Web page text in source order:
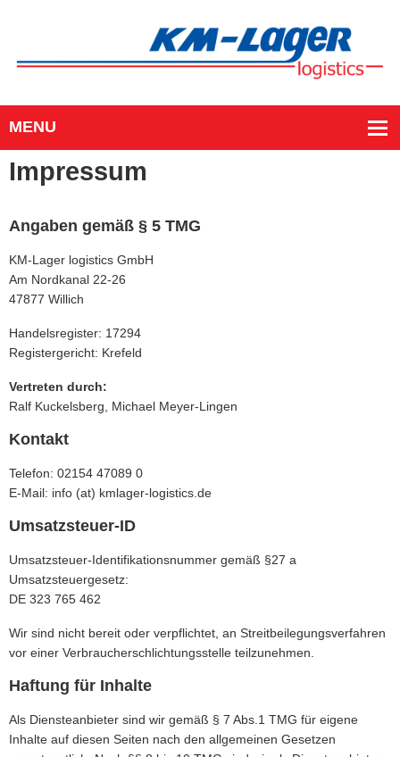
Impressum
Angaben gemäß § 5 TMG
KM-Lager logistics GmbH
Am Nordkanal 22-26
47877 Willich
Handelsregister: 17294
Registergericht: Krefeld
Vertreten durch:
Ralf Kuckelsberg, Michael Meyer-Lingen
Kontakt
Telefon: 02154 47089 0
E-Mail: info (at) kmlager-logistics.de
Umsatzsteuer-ID
Umsatzsteuer-Identifikationsnummer gemäß §27 a
Umsatzsteuergesetz:
DE 323 765 462
Wir sind nicht bereit oder verpflichtet, an Streitbeilegungsverfahren
vor einer Verbraucherschlichtungsstelle teilzunehmen.
Haftung für Inhalte
Als Diensteanbieter sind wir gemäß § 7 Abs.1 TMG für eigene
Inhalte auf diesen Seiten nach den allgemeinen Gesetzen